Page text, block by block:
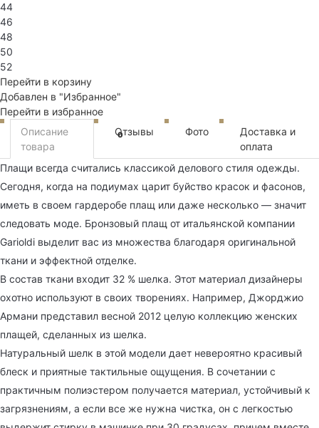
44
46
48
50
52
Перейти в корзину
Добавлен в "Избранное"
Перейти в избранное
Описание
товара
Отзывы
0 Фото
Доставка и
оплата
Плащи всегда считались классикой делового стиля одежды.
Сегодня, когда на подиумах царит буйство красок и фасонов,
иметь в своем гардеробе плащ или даже несколько — значит
следовать моде. Бронзовый плащ от итальянской компании
Garioldi выделит вас из множества благодаря оригинальной
ткани и эффектной отделке.
В состав ткани входит 32 % шелка. Этот материал дизайнеры
охотно используют в своих творениях. Например, Джорджио
Армани представил весной 2012 целую коллекцию женских
плащей, сделанных из шелка.
Натуральный шелк в этой модели дает невероятно красивый
блеск и приятные тактильные ощущения. В сочетании с
практичным полиэстером получается материал, устойчивый к
загрязнениям, а если все же нужна чистка, он с легкостью